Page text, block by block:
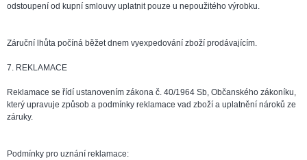
odstoupení od kupní smlouvy uplatnit pouze u nepoužitého výrobku.
Záruční lhůta počíná běžet dnem vyexpedování zboží prodávajícím.
7. REKLAMACE
Reklamace se řídí ustanovením zákona č. 40/1964 Sb, Občanského zákoníku,
který upravuje způsob a podmínky reklamace vad zboží a uplatnění nároků ze
záruky.
Podmínky pro uznání reklamace: